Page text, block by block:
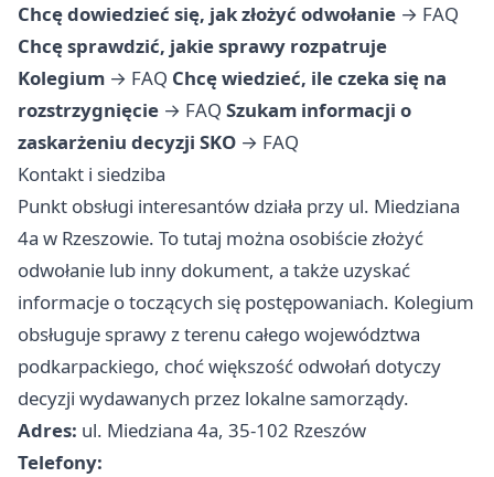
Chcę dowiedzieć się, jak złożyć odwołanie → FAQ
Chcę sprawdzić, jakie sprawy rozpatruje
Kolegium → FAQ Chcę wiedzieć, ile czeka się na
rozstrzygnięcie → FAQ Szukam informacji o
zaskarżeniu decyzji SKO → FAQ
Kontakt i siedziba
Punkt obsługi interesantów działa przy ul. Miedziana
4a w Rzeszowie. To tutaj można osobiście złożyć
odwołanie lub inny dokument, a także uzyskać
informacje o toczących się postępowaniach. Kolegium
obsługuje sprawy z terenu całego województwa
podkarpackiego, choć większość odwołań dotyczy
decyzji wydawanych przez lokalne samorządy.
Adres: ul. Miedziana 4a, 35-102 Rzeszów
Telefony: